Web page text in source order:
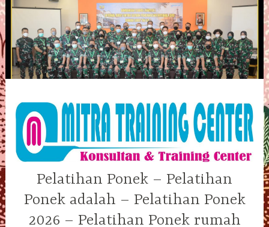
Skip
to
content
Pelatihan Ponek – Pelatihan
Ponek adalah – Pelatihan Ponek
2026 – Pelatihan Ponek rumah